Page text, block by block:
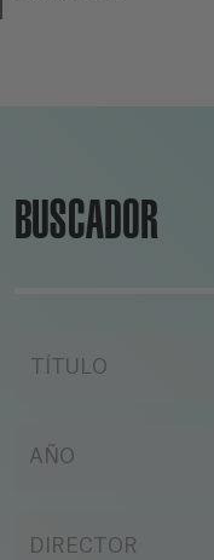
BUSCADOR
TÍTULO
AÑO
DIRECTOR